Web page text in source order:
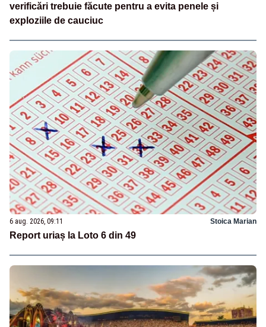
verificări trebuie făcute pentru a evita penele și
exploziile de cauciuc
6 aug. 2026, 09:11 Stoica Marian
Report uriaș la Loto 6 din 49